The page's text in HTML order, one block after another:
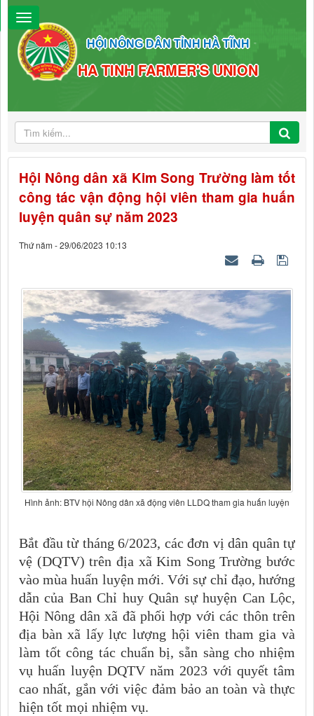
HỘI NÔNG DÂN TỈNH HÀ TĨNH
HA TINH FARMER'S UNION
Hội Nông dân xã Kim Song Trường làm tốt
công tác vận động hội viên tham gia huấn
luyện quân sự năm 2023
Thứ năm - 29/06/2023 10:13
Hình ảnh: BTV hội Nông dân xã động viên LLDQ tham gia huấn luyện
Bắt đầu từ tháng 6/2023, các đơn vị dân quân tự
vệ (DQTV) trên địa xã Kim Song Trường bước
vào mùa huấn luyện mới. Với sự chỉ đạo, hướng
dẫn của Ban Chỉ huy Quân sự huyện Can Lộc,
Hội Nông dân xã đã phối hợp với các thôn trên
địa bàn xã lấy lực lượng hội viên tham gia và
làm tốt công tác chuẩn bị, sẵn sàng cho nhiệm
vụ huấn luyện DQTV năm 2023 với quyết tâm
cao nhất, gắn với việc đảm bảo an toàn và thực
hiện tốt mọi nhiệm vụ.